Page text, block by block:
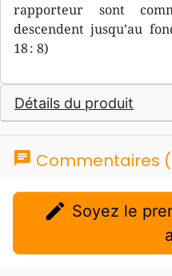
rapporteur sont
descendent jusqu’au
18 : 8)
Détails du produit
chat Commentaires
edit